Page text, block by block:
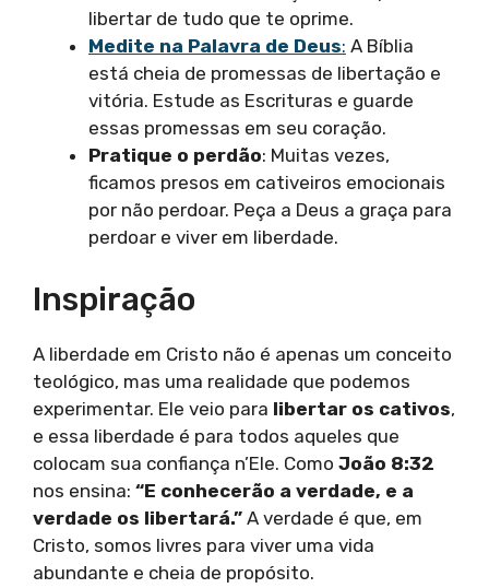
libertar de tudo que te oprime.
Medite na Palavra de Deus: A Bíblia
está cheia de promessas de libertação e
vitória. Estude as Escrituras e guarde
essas promessas em seu coração.
Pratique o perdão: Muitas vezes,
ficamos presos em cativeiros emocionais
por não perdoar. Peça a Deus a graça para
perdoar e viver em liberdade.
Inspiração
A liberdade em Cristo não é apenas um conceito
teológico, mas uma realidade que podemos
experimentar. Ele veio para libertar os cativos,
e essa liberdade é para todos aqueles que
colocam sua confiança n’Ele. Como João 8:32
nos ensina: “E conhecerão a verdade, e a
verdade os libertará.” A verdade é que, em
Cristo, somos livres para viver uma vida
abundante e cheia de propósito.